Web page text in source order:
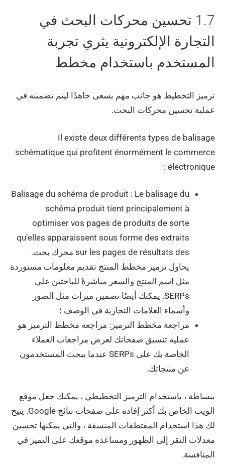
1.7 تحسين محركات البحث في
التجارة الإلكترونية يثري تجربة
المستخدم باستخدام مخطط
ترميز التخطيط هو جانب مهم يسعى جاهدًا ليتم تضمينه في
عملية تحسين محركات البحث.
Il existe deux différents types de balisage
schématique qui profitent énormément le commerce
électronique :
Balisage du schéma de produit : Le balisage du
schéma produit tient principalement à
optimiser vos pages de produits de sorte
qu’elles apparaissent sous forme des extraits
sur les pages de résultats des محرك بحث.
يحاول ترميز مخطط المنتج تقديم معلومات مستوردة
مثل اسم المنتج والسعر مباشرةً للباحثين على
SERPs. يمكنك أيضًا تضمين ميزات مثل الصور
وأسماء العلامات التجارية في الوصف ؛
مراجعة مخطط الترميز: مراجعة مخطط الترميز هو
عملية تنسيق صفحاتك لعرض مراجعات العملاء
الخاصة بك على SERPs عندما يبحث المستخدمون
عن منتجاتك.
ببساطة ، باستخدام الترميز التخطيطي ، يمكنك جعل موقع
الويب الخاص بك أكثر إفادة على صفحات نتائج Google. يتيح
لك هذا استخدام المقتطفات المنسقة ، والتي يمكنها تحسين
معدلات النقر إلى الظهور ومساعدة موقعك على التميز في
المنافسة.